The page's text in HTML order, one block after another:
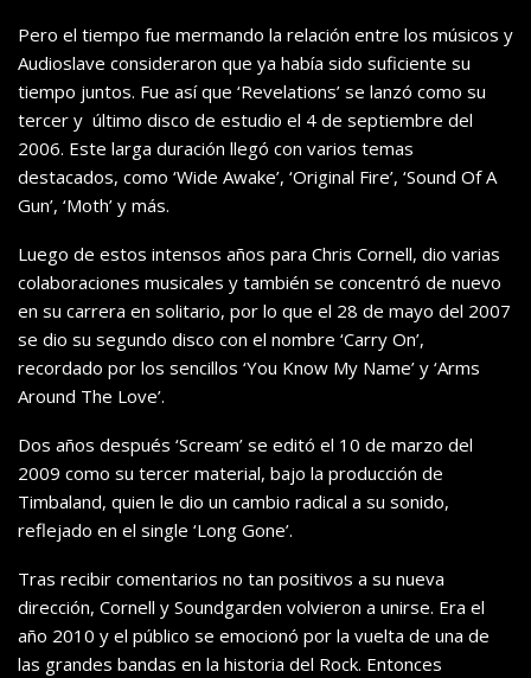
Pero el tiempo fue mermando la relación entre los músicos y
Audioslave consideraron que ya había sido suficiente su
tiempo juntos. Fue así que ‘Revelations’ se lanzó como su
tercer y último disco de estudio el 4 de septiembre del
2006. Este larga duración llegó con varios temas
destacados, como ‘Wide Awake’, ‘Original Fire’, ‘Sound Of A
Gun’, ‘Moth’ y más.
Luego de estos intensos años para Chris Cornell, dio varias
colaboraciones musicales y también se concentró de nuevo
en su carrera en solitario, por lo que el 28 de mayo del 2007
se dio su segundo disco con el nombre ‘Carry On’,
recordado por los sencillos ‘You Know My Name’ y ‘Arms
Around The Love’.
Dos años después ‘Scream’ se editó el 10 de marzo del
2009 como su tercer material, bajo la producción de
Timbaland, quien le dio un cambio radical a su sonido,
reflejado en el single ‘Long Gone’.
Tras recibir comentarios no tan positivos a su nueva
dirección, Cornell y Soundgarden volvieron a unirse. Era el
año 2010 y el público se emocionó por la vuelta de una de
las grandes bandas en la historia del Rock. Entonces